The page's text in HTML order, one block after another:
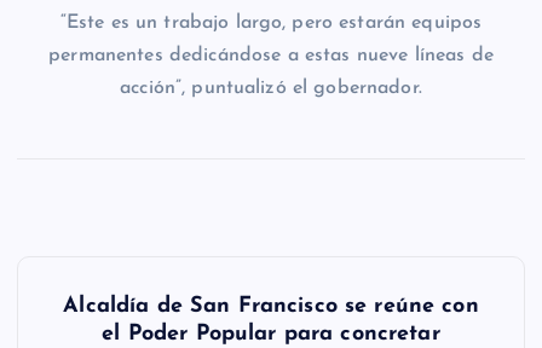
“Este es un trabajo largo, pero estarán equipos
permanentes dedicándose a estas nueve líneas de
acción”, puntualizó el gobernador.
Alcaldía de San Francisco se reúne con
el Poder Popular para concretar